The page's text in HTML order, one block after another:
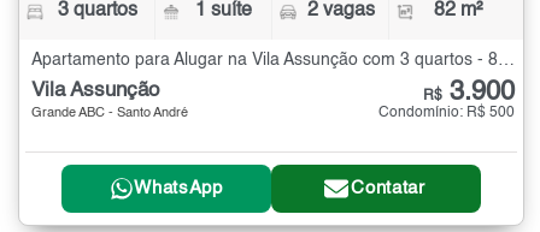
3 quartos 1 suíte 2 vagas 82 m²
Apartamento para Alugar na Vila Assunção com 3 quartos - 82 m²
Vila Assunção
Grande ABC - Santo André
R$ 3.900
Condomínio: R$ 500
WhatsApp Contatar